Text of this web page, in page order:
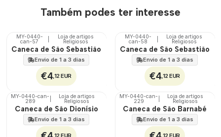
Também podes ter interesse
🇵🇹
100%
MY-0440-
can-57
Loja de artigos
Religiosos
Caneca de São Sebastião
Envio de 1 a 3 dias
€4,12 EUR
🇵🇹
100%
MY-0440-
can-58
Loja de artigos
Religiosos
Caneca de São Sebastião
Envio de 1 a 3 dias
€4,12 EUR
🇵🇹
100%
MY-0440-can-
289
Loja de artigos
Religiosos
Caneca de São Dionísio
Envio de 1 a 3 dias
,12 EUR
🇵🇹
100%
MY-0440-can-
229
Loja de artigos
Religiosos
Caneca de São Barnabé
Envio de 1 a 3 dias
,12 EUR